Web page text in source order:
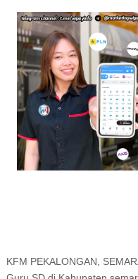
KFM PEKALONGAN,